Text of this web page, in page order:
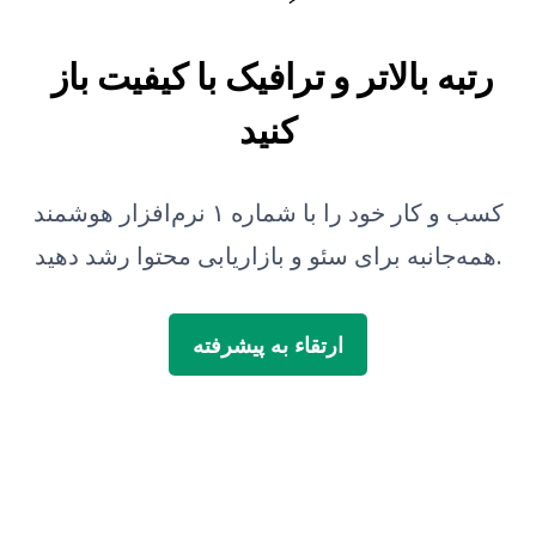
کنید
کسب و کار خود را با شماره ۱ نرم‌افزار هوشمند
همه‌جانبه برای سئو و بازاریابی محتوا رشد دهید.
ارتقاء به پیشرفته